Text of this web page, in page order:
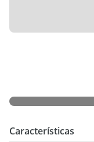
Características